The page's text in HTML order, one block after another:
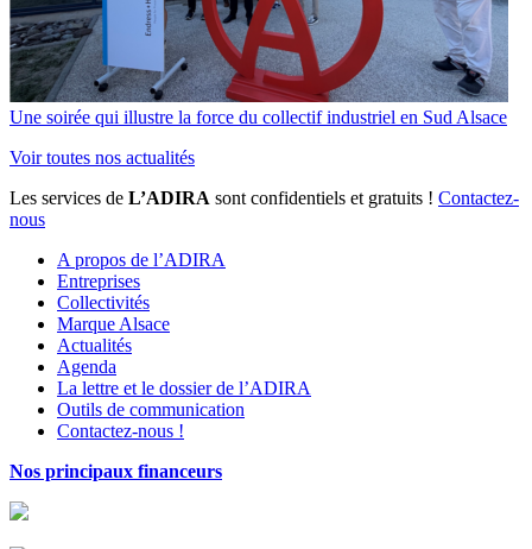
Une soirée qui illustre la force du collectif industriel en Sud Alsace
Voir toutes nos actualités
Les services de L’ADIRA sont confidentiels et gratuits ! Contactez-
nous
A propos de l’ADIRA
Entreprises
Collectivités
Marque Alsace
Actualités
Agenda
La lettre et le dossier de l’ADIRA
Outils de communication
Contactez-nous !
Nos principaux financeurs